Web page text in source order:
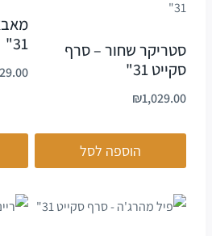
סטריקר שחור – סרף
סקייט 31"
₪1,029.00
הוספה לסל
31"